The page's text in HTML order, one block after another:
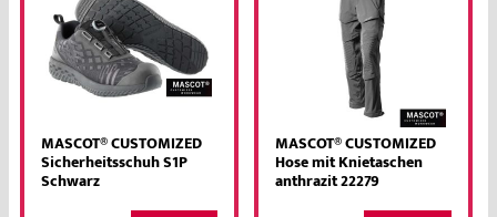
MASCOT® CUSTOMIZED
Sicherheitsschuh S1P
Schwarz
MASCOT® CUSTOMIZED
Hose mit Knietaschen
anthrazit 22279